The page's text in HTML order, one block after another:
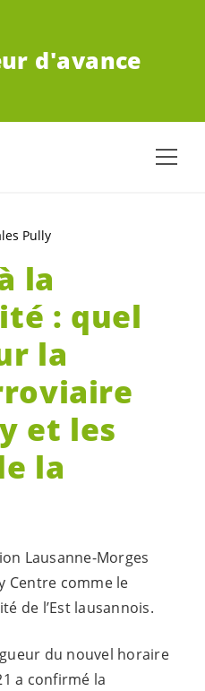
d'avance
Pully
la
: quel
la
et les
la
Lausanne-Morges
Centre comme le
de l’Est lausannois.
du nouvel horaire
a confirmé la